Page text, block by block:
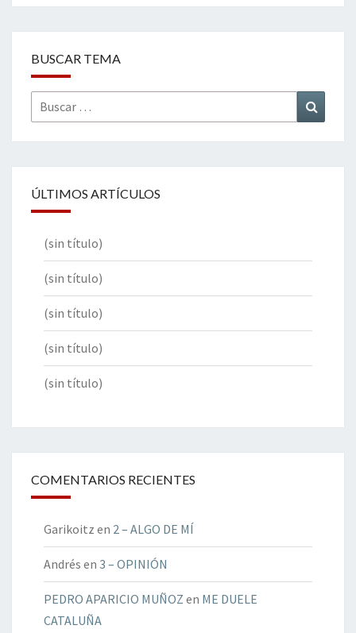
BUSCAR TEMA
Buscar
por:
ÚLTIMOS ARTÍCULOS
(sin título)
(sin título)
(sin título)
(sin título)
(sin título)
COMENTARIOS RECIENTES
Garikoitz en 2 – ALGO DE MÍ
Andrés en 3 – OPINIÓN
PEDRO APARICIO MUÑOZ en ME DUELE
CATALUÑA